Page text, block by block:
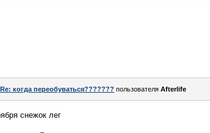
Re: когда переобуваться??????? пользователя Afterlife
снежок лег